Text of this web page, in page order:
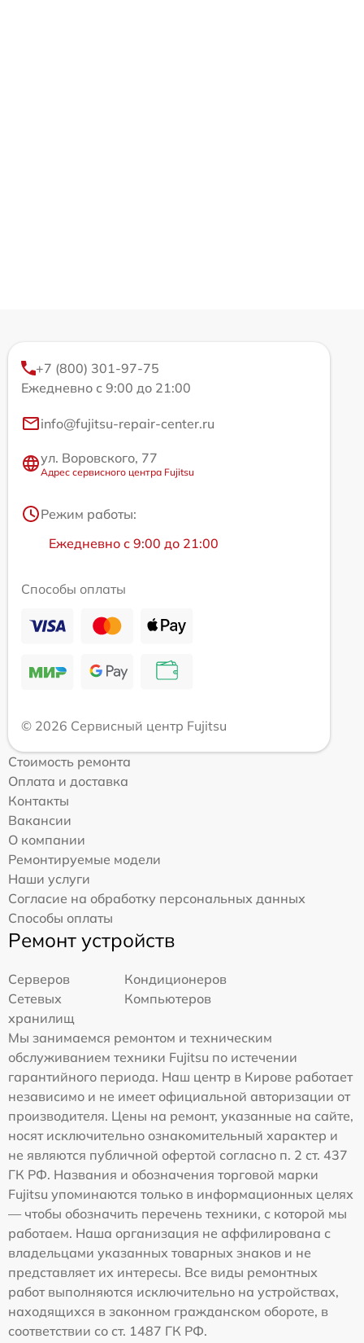
+7 (800) 301-97-75
Ежедневно с 9:00 до 21:00
info@fujitsu-repair-center.ru
ул. Воровского, 77
Адрес сервисного центра Fujitsu
Режим работы:
Ежедневно с 9:00 до 21:00
Способы оплаты
© 2026 Сервисный центр Fujitsu
Стоимость ремонта
Оплата и доставка
Контакты
Вакансии
О компании
Ремонтируемые модели
Наши услуги
Согласие на обработку персональных данных
Способы оплаты
Ремонт устройств
Серверов
Кондиционеров
Сетевых
хранилищ
Компьютеров
Мы занимаемся ремонтом и техническим
обслуживанием техники Fujitsu по истечении
гарантийного периода. Наш центр в Кирове работает
независимо и не имеет официальной авторизации от
производителя. Цены на ремонт, указанные на сайте,
носят исключительно ознакомительный характер и
не являются публичной офертой согласно п. 2 ст. 437
ГК РФ. Названия и обозначения торговой марки
Fujitsu упоминаются только в информационных целях
— чтобы обозначить перечень техники, с которой мы
работаем. Наша организация не аффилирована с
владельцами указанных товарных знаков и не
представляет их интересы. Все виды ремонтных
работ выполняются исключительно на устройствах,
находящихся в законном гражданском обороте, в
соответствии со ст. 1487 ГК РФ.